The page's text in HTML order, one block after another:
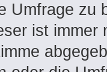
Umfrage zu
ist immer